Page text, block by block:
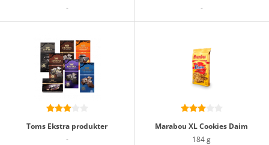
-
-
Toms Ekstra produkter
-
Marabou XL Cookies Daim
184 g